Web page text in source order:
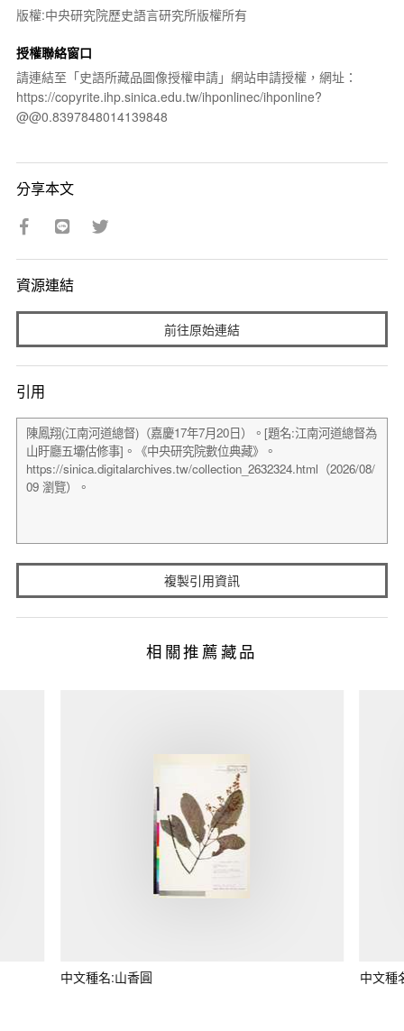
版權:中央研究院歷史語言研究所版權所有
授權聯絡窗口
請連結至「史語所藏品圖像授權申請」網站申請授權，網址：
https://copyrite.ihp.sinica.edu.tw/ihponlinec/ihponline?
@@0.8397848014139848
分享本文
資源連結
前往原始連結
引用
複製引用資訊
相關推薦藏品
中文種名:山香圓 中文種